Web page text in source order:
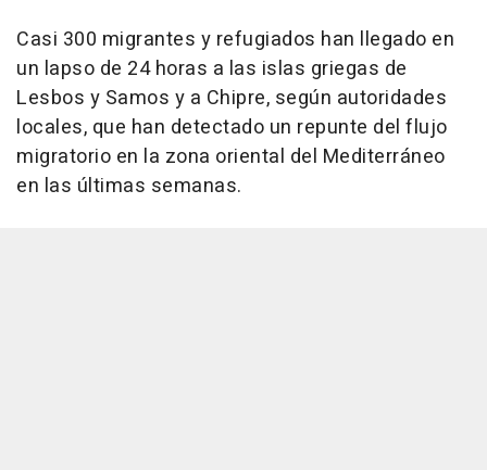
Casi 300 migrantes y refugiados han llegado en
un lapso de 24 horas a las islas griegas de
Lesbos y Samos y a Chipre, según autoridades
locales, que han detectado un repunte del flujo
migratorio en la zona oriental del Mediterráneo
en las últimas semanas.